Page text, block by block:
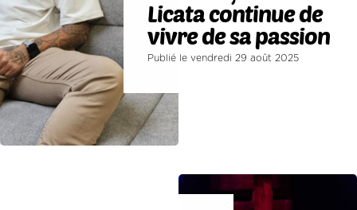
Licata continue de
vivre de sa passion
Publié le vendredi 29 août 2025